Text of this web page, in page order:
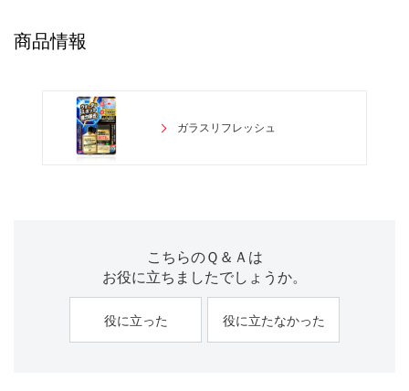
商品情報
ガラスリフレッシュ
こちらのＱ＆Ａは
お役に立ちましたでしょうか。
役に立った 役に立たなかった